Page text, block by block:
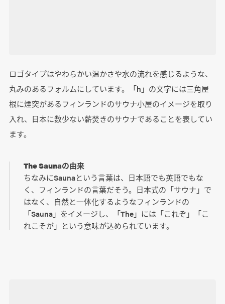
ロゴタイプはやわらかい温かさや水の流れを感じるような、
丸みのあるフォルムにしています。「h」の文字には三角屋
根に煙突があるフィンランドのサウナ小屋のイメージを取り
入れ、日本に数少ない薪焚きのサウナであることを表してい
ます。
The Saunaの由来
ちなみにSaunaという言葉は、日本語でも英語でもな
く、フィンランドの言葉だそう。日本式の「サウナ」で
はなく、自然と一体化するようなフィンランドの
「Sauna」をイメージし、「The」には「これぞ」「こ
れこそが」という意味が込められています。